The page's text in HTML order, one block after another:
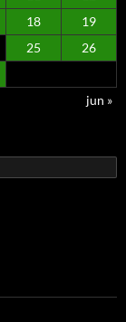
18
19
25
26
jun »